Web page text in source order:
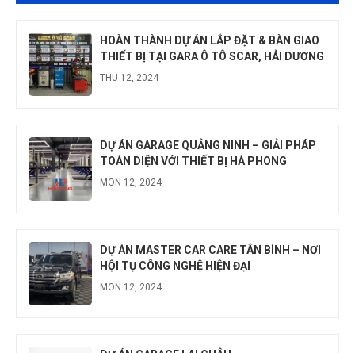
HOÀN THÀNH DỰ ÁN LẮP ĐẶT & BÀN GIAO
THIẾT BỊ TẠI GARA Ô TÔ SCAR, HẢI DƯƠNG
THU 12, 2024
DỰ ÁN GARAGE QUẢNG NINH – GIẢI PHÁP
TOÀN DIỆN VỚI THIẾT BỊ HÀ PHONG
MON 12, 2024
DỰ ÁN MASTER CAR CARE TÂN BÌNH – NƠI
HỘI TỤ CÔNG NGHỆ HIỆN ĐẠI
MON 12, 2024